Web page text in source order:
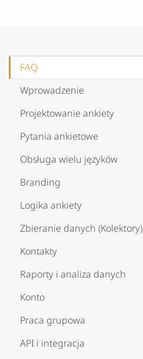
FAQ
Wprowadzenie
Projektowanie ankiety
Pytania ankietowe
Obsługa wielu języków
Branding
Logika ankiety
Zbieranie danych (Kolektory)
Kontakty
Raporty i analiza danych
Konto
Praca grupowa
API i integracja